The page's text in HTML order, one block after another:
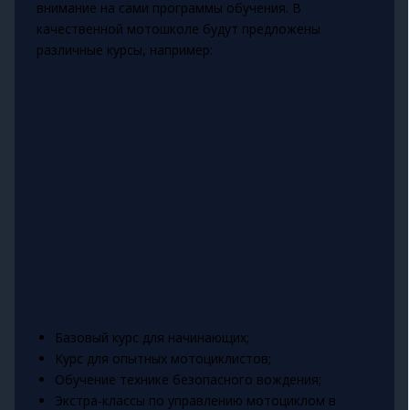
внимание на сами программы обучения. В
качественной мотошколе будут предложены
различные курсы, например:
Базовый курс для начинающих;
Курс для опытных мотоциклистов;
Обучение технике безопасного вождения;
Экстра-классы по управлению мотоциклом в